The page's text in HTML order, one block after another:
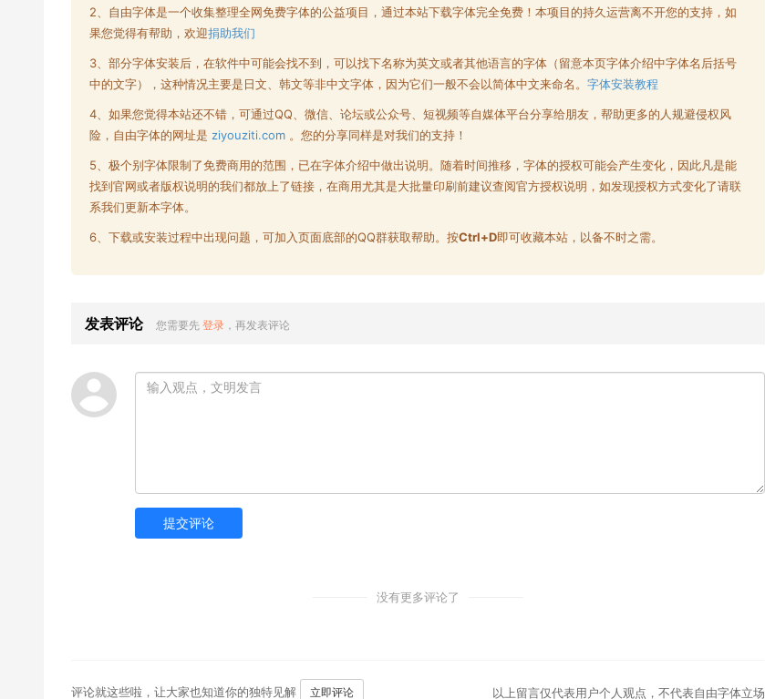
2、自由字体是一个收集整理全网免费字体的公益项目，通过本站下载字体完全免费！本项目的持久运营离不开您的支持，如
果您觉得有帮助，欢迎捐助我们
3、部分字体安装后，在软件中可能会找不到，可以找下名称为英文或者其他语言的字体（留意本页字体介绍中字体名后括号
中的文字），这种情况主要是日文、韩文等非中文字体，因为它们一般不会以简体中文来命名。 字体安装教程
4、如果您觉得本站还不错，可通过QQ、微信、论坛或公众号、短视频等自媒体平台分享给朋友，帮助更多的人规避侵权风
险，自由字体的网址是 ziyouziti.com 。您的分享同样是对我们的支持！
5、极个别字体限制了免费商用的范围，已在字体介绍中做出说明。随着时间推移，字体的授权可能会产生变化，因此凡是能
找到官网或者版权说明的我们都放上了链接，在商用尤其是大批量印刷前建议查阅官方授权说明，如发现授权方式变化了请联
系我们更新本字体。
6、下载或安装过程中出现问题，可加入页面底部的QQ群获取帮助。按Ctrl+D即可收藏本站，以备不时之需。
发表评论 您需要先 登录 ，再发表评论
提交评论
没有更多评论了
评论就这些啦，让大家也知道你的独特见解 立即评论 以上留言仅代表用户个人观点，不代表自由字体立场